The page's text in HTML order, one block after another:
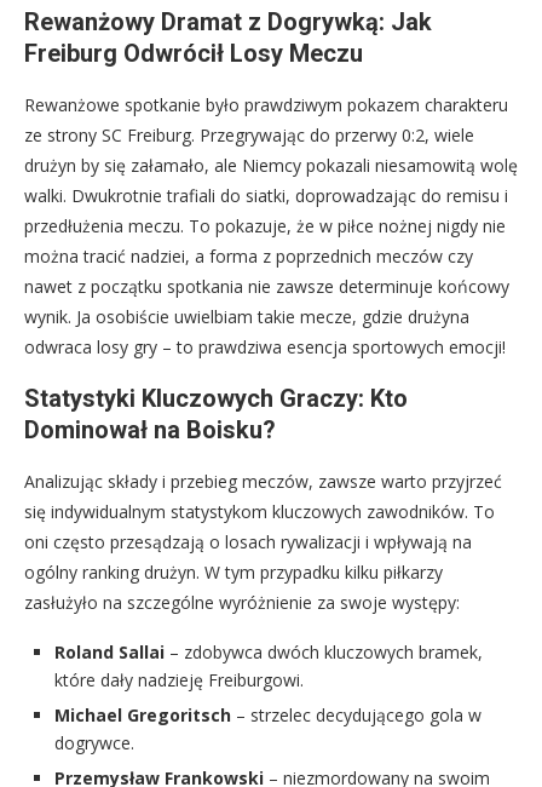
Rewanżowy Dramat z Dogrywką: Jak
Freiburg Odwrócił Losy Meczu
Rewanżowe spotkanie było prawdziwym pokazem charakteru
ze strony SC Freiburg. Przegrywając do przerwy 0:2, wiele
drużyn by się załamało, ale Niemcy pokazali niesamowitą wolę
walki. Dwukrotnie trafiali do siatki, doprowadzając do remisu i
przedłużenia meczu. To pokazuje, że w piłce nożnej nigdy nie
można tracić nadziei, a forma z poprzednich meczów czy
nawet z początku spotkania nie zawsze determinuje końcowy
wynik. Ja osobiście uwielbiam takie mecze, gdzie drużyna
odwraca losy gry – to prawdziwa esencja sportowych emocji!
Statystyki Kluczowych Graczy: Kto
Dominował na Boisku?
Analizując składy i przebieg meczów, zawsze warto przyjrzeć
się indywidualnym statystykom kluczowych zawodników. To
oni często przesądzają o losach rywalizacji i wpływają na
ogólny ranking drużyn. W tym przypadku kilku piłkarzy
zasłużyło na szczególne wyróżnienie za swoje występy:
Roland Sallai – zdobywca dwóch kluczowych bramek,
które dały nadzieję Freiburgowi.
Michael Gregoritsch – strzelec decydującego gola w
dogrywce.
Przemysław Frankowski – niezmordowany na swoim